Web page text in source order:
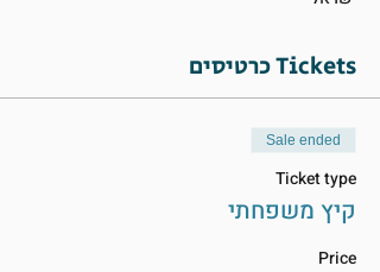
כרטיסים Tickets
Sale ended
Ticket type
קיץ משפחתי
Price